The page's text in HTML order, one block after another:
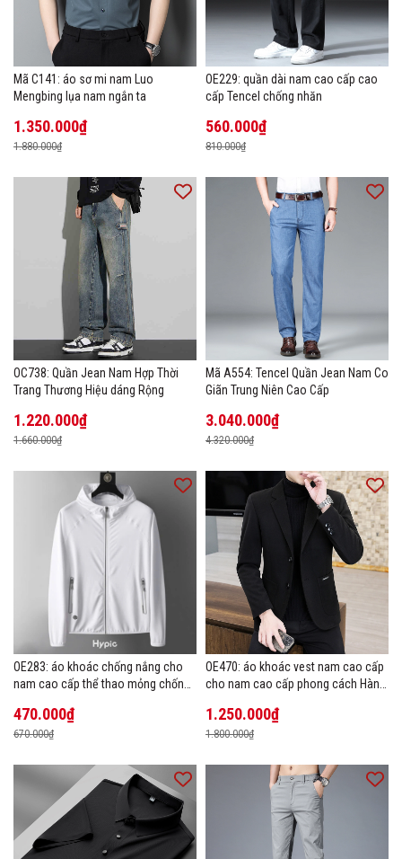
Mã C141: áo sơ mi nam Luo
Mengbing lụa nam ngắn ta
1.350.000₫
1.880.000₫
OE229: quần dài nam cao cấp cao
cấp Tencel chống nhăn
560.000₫
810.000₫
OC738: Quần Jean Nam Hợp Thời
Trang Thương Hiệu dáng Rộng
1.220.000₫
1.660.000₫
Mã A554: Tencel Quần Jean Nam Co
Giãn Trung Niên Cao Cấp
3.040.000₫
4.320.000₫
OE283: áo khoác chống nắng cho
nam cao cấp thể thao mỏng chống
470.000₫
670.000₫
OE470: áo khoác vest nam cao cấp
cho nam cao cấp phong cách Hàn
1.250.000₫
1.800.000₫